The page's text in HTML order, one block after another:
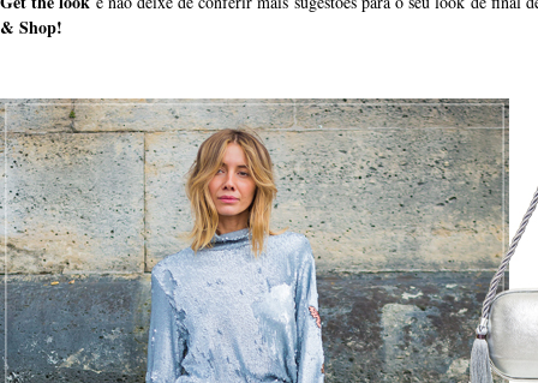
& Shop!